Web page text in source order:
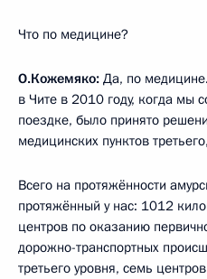
Что по медицине?
О.Кожемяко: Да, по
в Чите в 2010 году, когда мы
поездке, было принято
медицинских пунктов
Всего на протяжённости
протяжённый у нас: 1012
центров по оказанию
дорожно-транспортных
третьего уровня, семь